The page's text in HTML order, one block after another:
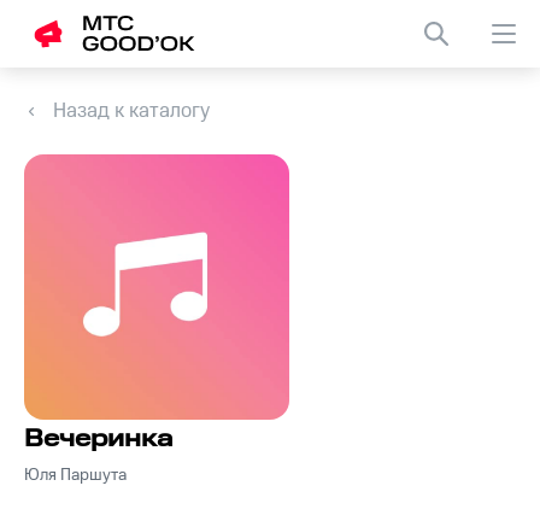
Назад к каталогу
Вечеринка
Юля Паршута